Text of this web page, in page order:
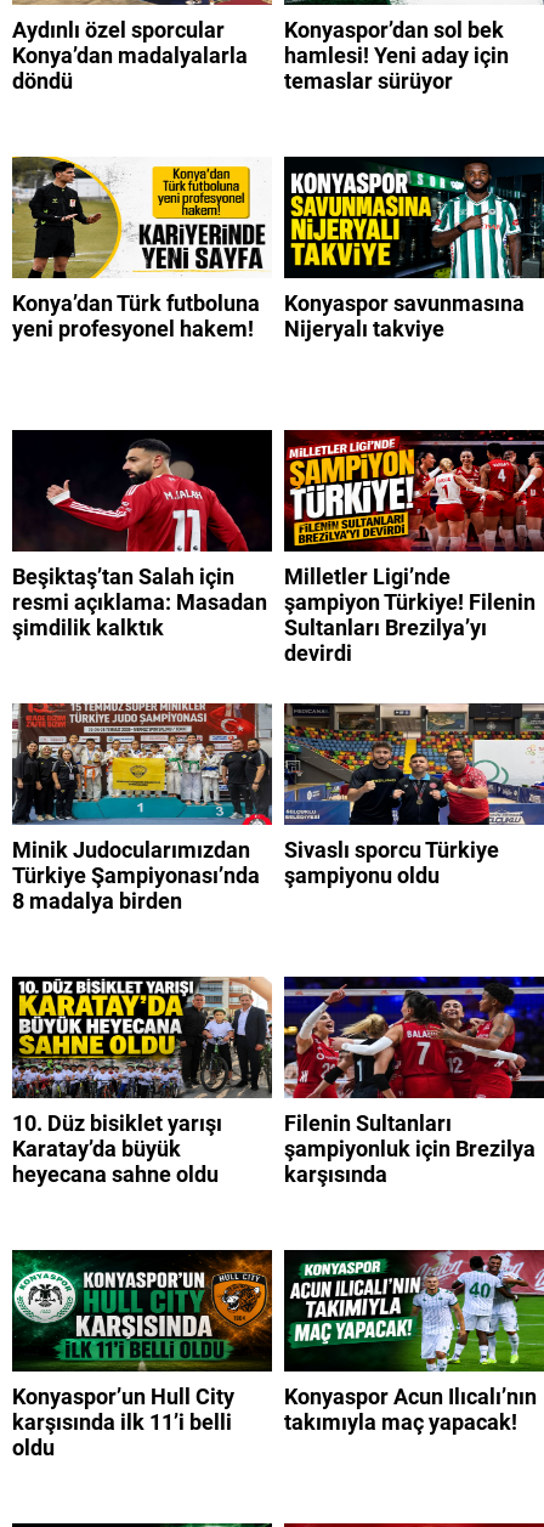
Aydınlı özel sporcular
Konya’dan madalyalarla
döndü
Konyaspor’dan sol bek
hamlesi! Yeni aday için
temaslar sürüyor
Konya’dan Türk futboluna
yeni profesyonel hakem!
Konyaspor savunmasına
Nijeryalı takviye
Beşiktaş’tan Salah için
resmi açıklama: Masadan
şimdilik kalktık
Milletler Ligi’nde
şampiyon Türkiye! Filenin
Sultanları Brezilya’yı
devirdi
Minik Judocularımızdan
Türkiye Şampiyonası’nda
8 madalya birden
Sivaslı sporcu Türkiye
şampiyonu oldu
10. Düz bisiklet yarışı
Karatay’da büyük
heyecana sahne oldu
Filenin Sultanları
şampiyonluk için Brezilya
karşısında
Konyaspor’un Hull City
karşısında ilk 11’i belli
oldu
Konyaspor Acun Ilıcalı’nın
takımıyla maç yapacak!